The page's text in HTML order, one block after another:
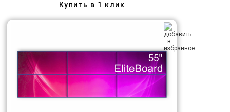
Купить в 1 клик